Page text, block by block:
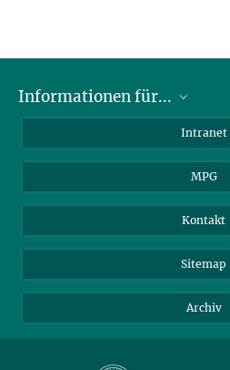
+49 89 30000-
Informationen für...
Journalisten
Intranet
MPG
Kontakt
Sitemap
Archiv